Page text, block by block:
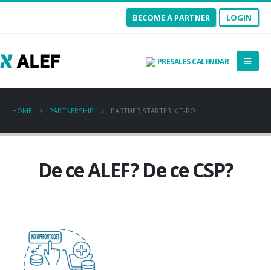
BECOME A PARTNER LOGIN
PRESALES CALENDAR
HOME PARTNERSHIP PARTNER STARTER KIT-RO
De ce ALEF? De ce CSP?